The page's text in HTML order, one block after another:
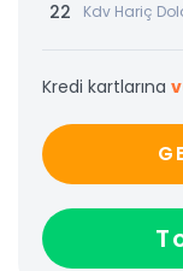
22 Kdv Hariç
Kredi kartlarına